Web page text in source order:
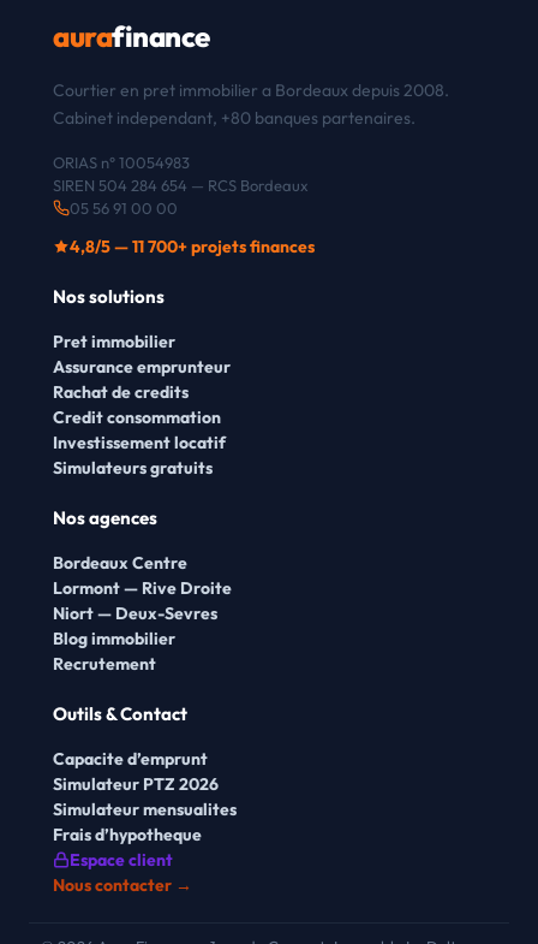
aurafinance
Courtier en pret immobilier a Bordeaux depuis 2008.
Cabinet independant, +80 banques partenaires.
ORIAS n° 10054983
SIREN 504 284 654 — RCS Bordeaux
05 56 91 00 00
4,8/5 — 11 700+ projets finances
Nos solutions
Pret immobilier
Assurance emprunteur
Rachat de credits
Credit consommation
Investissement locatif
Simulateurs gratuits
Nos agences
Bordeaux Centre
Lormont — Rive Droite
Niort — Deux-Sevres
Blog immobilier
Recrutement
Outils & Contact
Capacite d’emprunt
Simulateur PTZ 2026
Simulateur mensualites
Frais d’hypotheque
Espace client
Nous contacter →